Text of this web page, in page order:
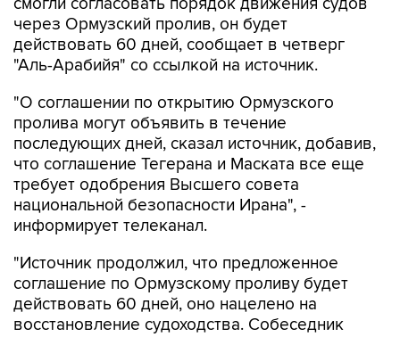
через Ормузский пролив, он будет
действовать 60 дней, сообщает в четверг
"Аль-Арабийя" со ссылкой на источник.
"О соглашении по открытию Ормузского
пролива могут объявить в течение
последующих дней, сказал источник, добавив,
что соглашение Тегерана и Маската все еще
требует одобрения Высшего совета
национальной безопасности Ирана", -
информирует телеканал.
"Источник продолжил, что предложенное
соглашение по Ормузскому проливу будет
действовать 60 дней, оно нацелено на
восстановление судоходства. Собеседник